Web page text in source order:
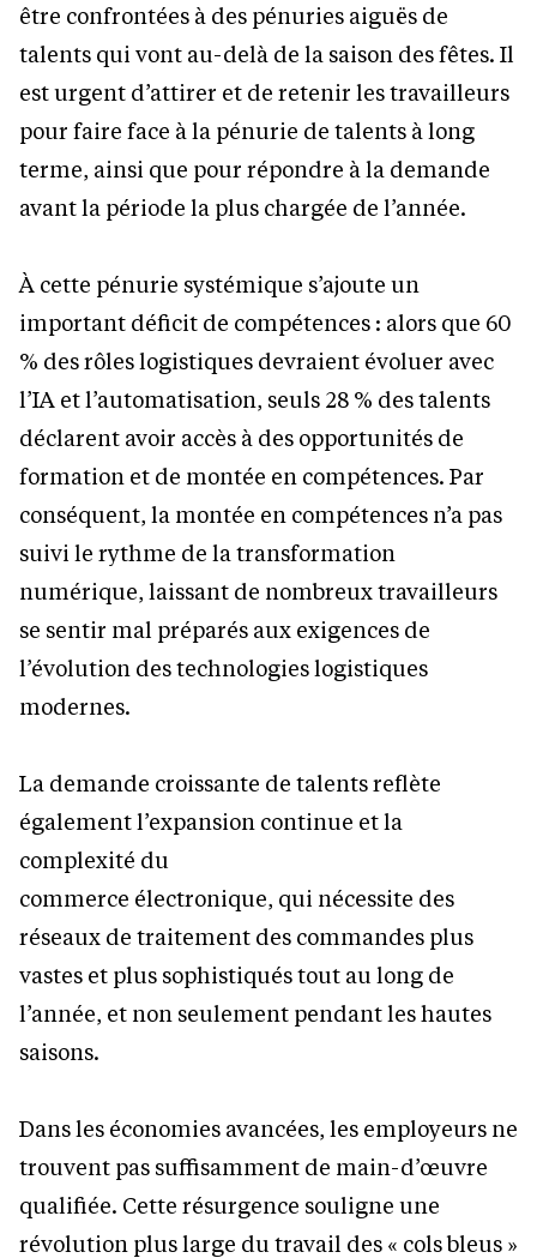
être confrontées à des pénuries aiguës de
talents qui vont au-delà de la saison des fêtes. Il
est urgent d’attirer et de retenir les travailleurs
pour faire face à la pénurie de talents à long
terme, ainsi que pour répondre à la demande
avant la période la plus chargée de l’année.
À cette pénurie systémique s’ajoute un
important déficit de compétences : alors que 60
% des rôles logistiques devraient évoluer avec
l’IA et l’automatisation, seuls 28 % des talents
déclarent avoir accès à des opportunités de
formation et de montée en compétences. Par
conséquent, la montée en compétences n’a pas
suivi le rythme de la transformation
numérique, laissant de nombreux travailleurs
se sentir mal préparés aux exigences de
l’évolution des technologies logistiques
modernes.
La demande croissante de talents reflète
également l’expansion continue et la
complexité du
commerce électronique, qui nécessite des
réseaux de traitement des commandes plus
vastes et plus sophistiqués tout au long de
l’année, et non seulement pendant les hautes
saisons.
Dans les économies avancées, les employeurs ne
trouvent pas suffisamment de main-d’œuvre
qualifiée. Cette résurgence souligne une
révolution plus large du travail des « cols bleus »